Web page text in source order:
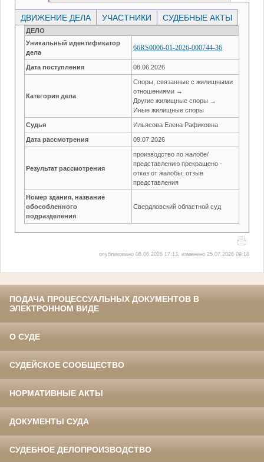
ДВИЖЕНИЕ ДЕЛА УЧАСТНИКИ СУДЕБНЫЕ АКТЫ
ДЕЛО
Уникальный идентификатор
дела
66RS0006-01-2026-000744-36
Дата поступления 08.06.2026
Категория дела
Споры, связанные с жилищными
отношениями →
Другие жилищные споры →
Иные жилищные споры
Судья Ильясова Елена Рафиковна
Дата рассмотрения 09.07.2026
Результат рассмотрения
производство по жалобе/
представлению прекращено -
отказ от жалобы; отзыв
представления
Номер здания, название
обособленного
подразделения
Свердловский областной суд
опубликовано 08.06.2026 17:13, изменено 25.07.2026 09:18
ПОДАЧА ПРОЦЕССУАЛЬНЫХ ДОКУМЕНТОВ В
ЭЛЕКТРОННОМ ВИДЕ
О СУДЕ
СУДЕЙСКОЕ СООБЩЕСТВО
НОРМАТИВНЫЕ АКТЫ
ДОКУМЕНТЫ СУДА
СУДЕБНОЕ ДЕЛОПРОИЗВОДСТВО